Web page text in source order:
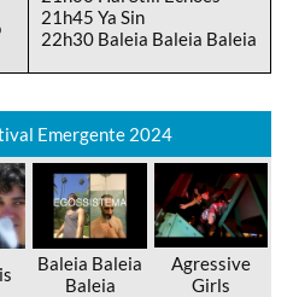
21h45 Ya Sin
22h30 Baleia Baleia Baleia
Emergente 2024
Baleia Baleia
Baleia
Agressive
Girls